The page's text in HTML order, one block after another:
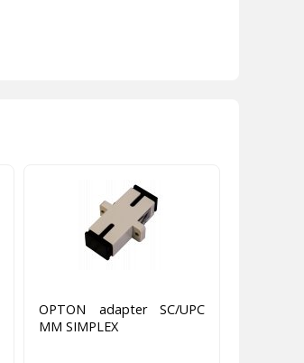
OPTON adapter SC/UPC
MM SIMPLEX